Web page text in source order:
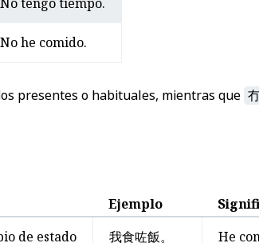
No he comido.
presentes o habituales, mientras que
Ejemplo
de estado 我食咗飯。 He